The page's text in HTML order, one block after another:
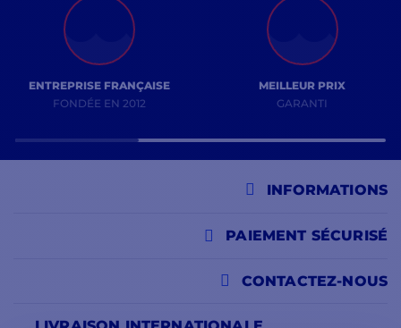
ENTREPRISE FRANÇAISE
FONDÉE EN 2012
MEILLEUR PRIX
GARANTI
INFORMATIONS
CONTACTEZ-NOUS
PAIEMENT SÉCURISÉ